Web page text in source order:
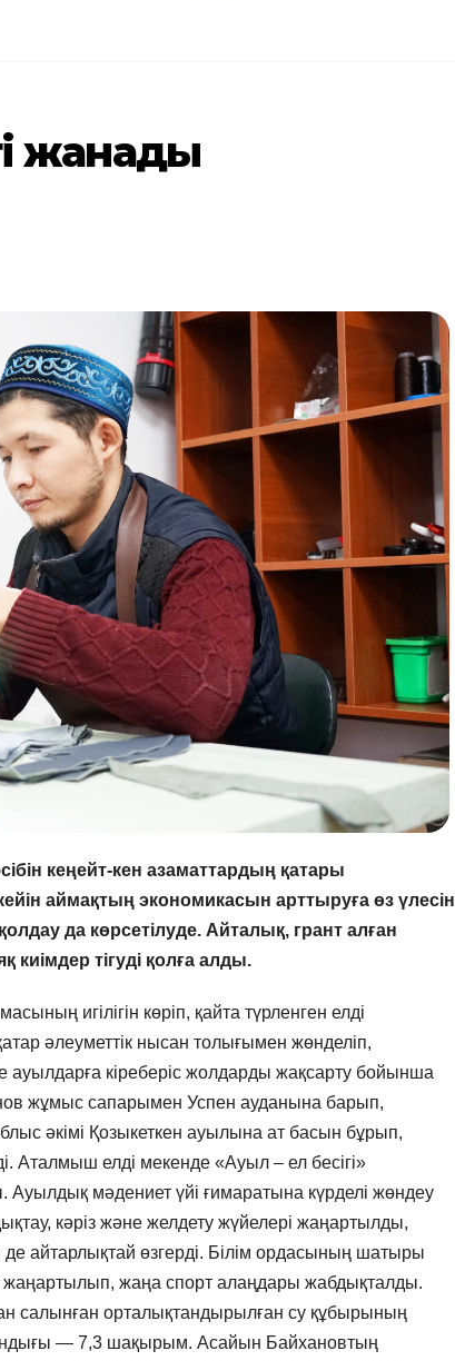
жанады
кеңейт-кен азаматтардың қатары
аймақтың экономикасын арттыруға өз үлесін
да көрсетілуде. Айталық, грант алған
киімдер тігуді қолға алды.
игілігін көріп, қайта түрленген елді
әлеуметтік нысан толығымен жөнделіп,
ауылдарға кіреберіс жолдарды жақсарту бойынша
жұмыс сапарымен Успен ауданына барып,
әкімі Қозыкеткен ауылына ат басын бұрып,
Аталмыш елді мекенде «Ауыл – ел бесігі»
мәдениет үйі ғимаратына күрделі жөндеу
кәріз және желдету жүйелері жаңартылды,
айтарлықтай өзгерді. Білім ордасының шатыры
жаңа спорт алаңдары жабдықталды.
салынған орталықтандырылған су құбырының
— 7,3 шақырым. Асайын Байхановтың